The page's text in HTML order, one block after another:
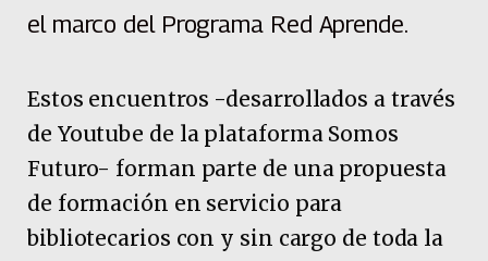
el marco del Programa Red Aprende.
Estos encuentros -desarrollados a través
de Youtube de la plataforma Somos
Futuro- forman parte de una propuesta
de formación en servicio para
bibliotecarios con y sin cargo de toda la